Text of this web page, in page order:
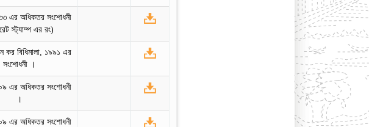
এর অধিকতর সংশোধনী
স্ট্যাম্প এর রং)
কর বিধিমালা, ১৯৯১ এর
সংশোধনী ।
এর অধিকতর সংশোধনী
।
এর অধিকতর সংশোধনী